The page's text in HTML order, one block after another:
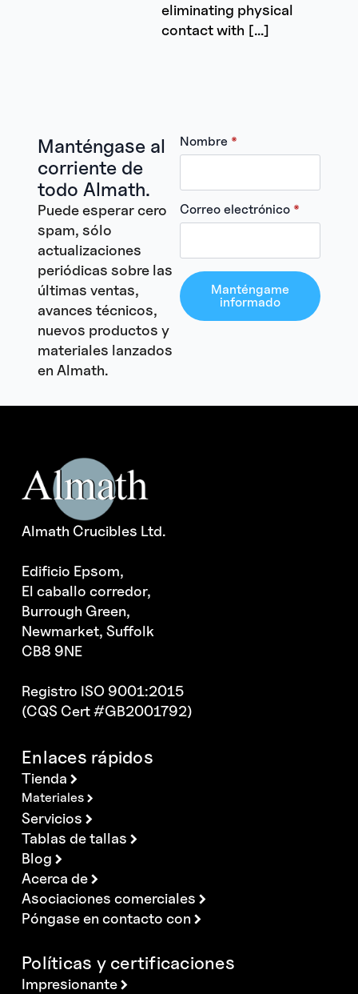
eliminating physical
contact with […]
Manténgase al
corriente de
todo Almath.
Puede esperar cero
spam, sólo
actualizaciones
periódicas sobre las
últimas ventas,
avances técnicos,
nuevos productos y
materiales lanzados
en Almath.
Nombre *
Correo electrónico *
Manténgame
informado
Almath Crucibles Ltd.
Edificio Epsom,
El caballo corredor,
Burrough Green,
Newmarket, Suffolk
CB8 9NE
Registro ISO 9001:2015
(CQS Cert #GB2001792)
Enlaces rápidos
Tienda
Materiales
Servicios
Tablas de tallas
Blog
Acerca de
Asociaciones comerciales
Póngase en contacto con
Políticas y certificaciones
Impresionante